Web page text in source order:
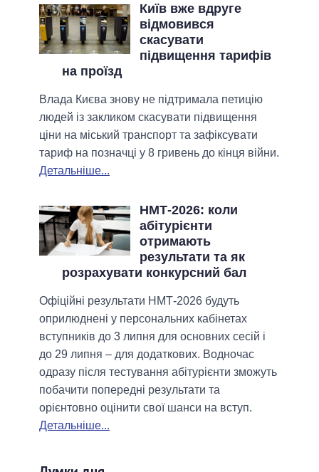
Київ вже вдруге
відмовився
скасувати
підвищення тарифів
на проїзд
Влада Києва знову не підтримала петицію
людей із закликом скасувати підвищення
ціни на міський транспорт та зафіксувати
тариф на позначці у 8 гривень до кінця війни.
Детальніше...
НМТ-2026: коли
абітурієнти
отримають
результати та як
розрахувати конкурсний бал
Офіційні результати НМТ-2026 будуть
оприлюднені у персональних кабінетах
вступників до 3 липня для основних сесій і
до 29 липня – для додаткових. Водночас
одразу після тестування абітурієнти зможуть
побачити попередні результати та
орієнтовно оцінити свої шанси на вступ.
Детальніше...